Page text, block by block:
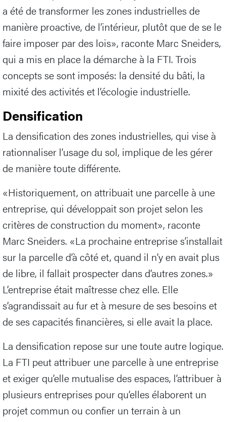
a été de transformer les zones industrielles de
manière proactive, de l’intérieur, plutôt que de se le
faire imposer par des lois», raconte Marc Sneiders,
qui a mis en place la démarche à la FTI. Trois
concepts se sont imposés: la densité du bâti, la
mixité des activités et l’écologie industrielle.
Densification
La densification des zones industrielles, qui vise à
rationnaliser l’usage du sol, implique de les gérer
de manière toute différente.
«Historiquement, on attribuait une parcelle à une
entreprise, qui développait son projet selon les
critères de construction du moment», raconte
Marc Sneiders. «La prochaine entreprise s’installait
sur la parcelle d’à côté et, quand il n’y en avait plus
de libre, il fallait prospecter dans d’autres zones.»
L’entreprise était maîtresse chez elle. Elle
s’agrandissait au fur et à mesure de ses besoins et
de ses capacités financières, si elle avait la place.
La densification repose sur une toute autre logique.
La FTI peut attribuer une parcelle à une entreprise
et exiger qu’elle mutualise des espaces, l’attribuer à
plusieurs entreprises pour qu’elles élaborent un
projet commun ou confier un terrain à un